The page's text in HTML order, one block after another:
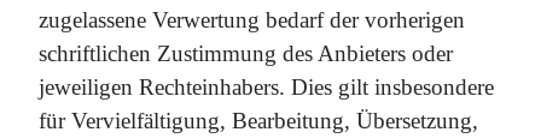
zugelassene Verwertung bedarf der vorherigen
schriftlichen Zustimmung des Anbieters oder
jeweiligen Rechteinhabers. Dies gilt insbesondere
für Vervielfältigung, Bearbeitung, Übersetzung,